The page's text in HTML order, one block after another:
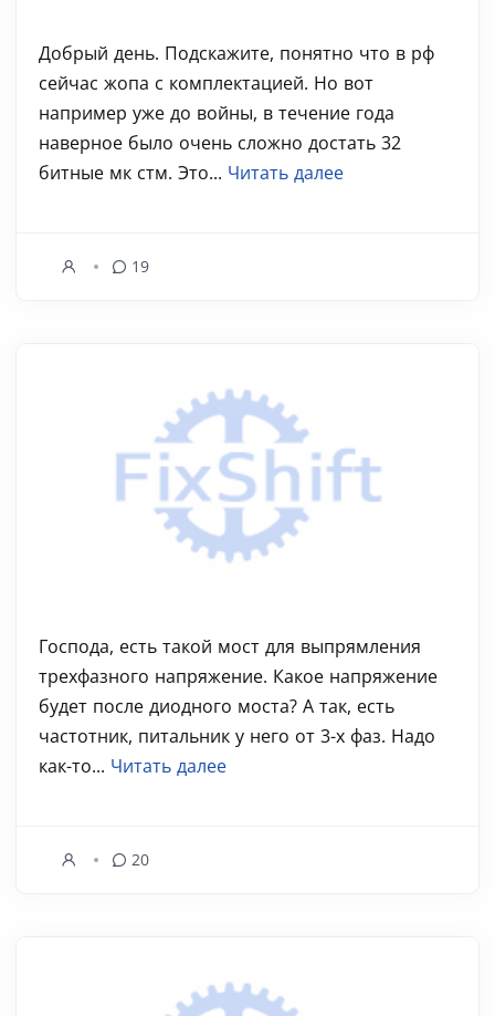
Добрый день. Подскажите, понятно что в рф
сейчас жопа с комплектацией. Но вот
например уже до войны, в течение года
наверное было очень сложно достать 32
битные мк стм. Это... Читать далее
19
Господа, есть такой мост для выпрямления
трехфазного напряжение. Какое напряжение
будет после диодного моста? А так, есть
частотник, питальник у него от 3-х фаз. Надо
как-то... Читать далее
20